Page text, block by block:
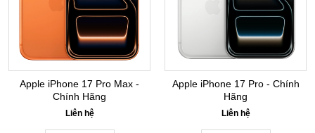
Apple iPhone 17 Pro Max -
Chính Hãng
Liên hệ
Apple iPhone 17 Pro - Chính
Hãng
Liên hệ